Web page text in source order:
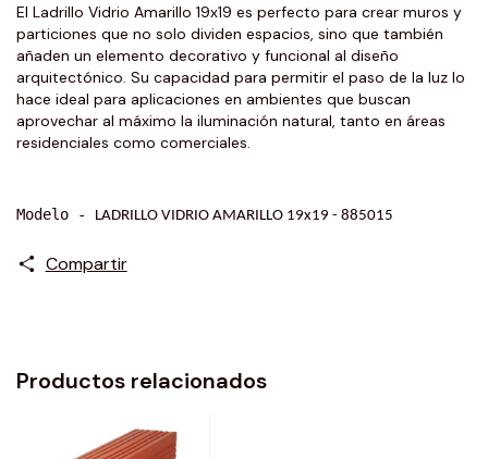
El Ladrillo Vidrio Amarillo 19x19 es perfecto para crear muros y
particiones que no solo dividen espacios, sino que también
añaden un elemento decorativo y funcional al diseño
arquitectónico. Su capacidad para permitir el paso de la luz lo
hace ideal para aplicaciones en ambientes que buscan
aprovechar al máximo la iluminación natural, tanto en áreas
residenciales como comerciales.
Modelo - LADRILLO VIDRIO AMARILLO 19x19 - 885015
Compartir
Productos relacionados